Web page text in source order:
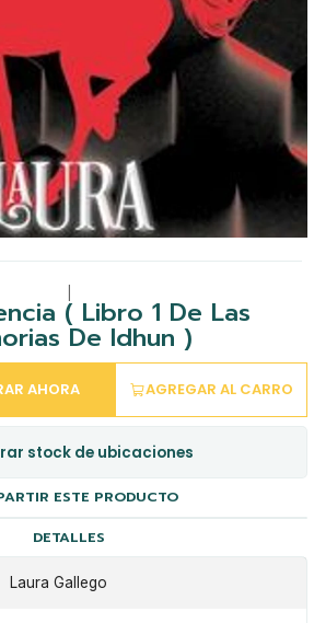
( Libro 1 De Las
De Idhun )
AGREGAR AL CARRO
AHORA
stock de ubicaciones
ESTE PRODUCTO
DETALLES
Laura Gallego